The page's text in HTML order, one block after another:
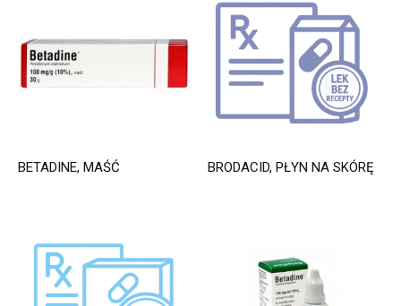
BETADINE, MAŚĆ BRODACID, PŁYN NA SKÓRĘ